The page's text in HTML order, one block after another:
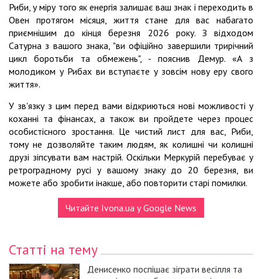
Риби, у міру того як енергія залишає ваш знак і переходить в
Овен протягом місяця, життя стане для вас набагато
приємнішим до кінця березня 2026 року. З відходом
Сатурна з вашого знака, "ви офіційно завершили трирічний
цикл боротьби та обмежень", - пояснив Демур. «А з
молодиком у Рибах ви вступаєте у зовсім нову еру свого
життя».
У зв'язку з цим перед вами відкриються нові можливості у
коханні та фінансах, а також ви пройдете через процес
особистісного зростання. Це чистий лист для вас, Риби,
тому не дозволяйте таким людям, як колишні чи колишні
друзі зіпсувати вам настрій. Оскільки Меркурій перебуває у
ретроградному русі у вашому знаку до 20 березня, ви
можете або зробити інакше, або повторити старі помилки.
Читайте Ivona.ua у Google News
Статті на тему
Денисенко поспішає зіграти весілля та